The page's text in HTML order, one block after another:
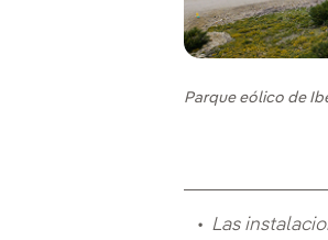
Parque eólico de
Las